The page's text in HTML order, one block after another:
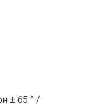
± 65 ° /